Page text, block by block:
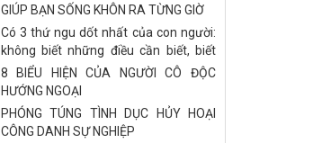
GIÚP BẠN SỐNG KHÔN RA TỪNG GIỜ
Có 3 thứ ngu dốt nhất của con người:
không biết những điều cần biết, biết
bậy những điều đã biết, biết những
điều không cần biết!
8 BIỂU HIỆN CỦA NGƯỜI CÔ ĐỘC
HƯỚNG NGOẠI
PHÓNG TÚNG TÌNH DỤC HỦY HOẠI
CÔNG DANH SỰ NGHIỆP